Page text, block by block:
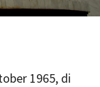
1965, di